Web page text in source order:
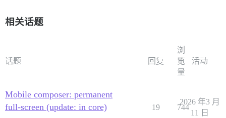
相关话题
话题 回复
浏
览
量
活动
Mobile composer: permanent
full-screen (update: in core)
19 744
2026 年3 月
11 日